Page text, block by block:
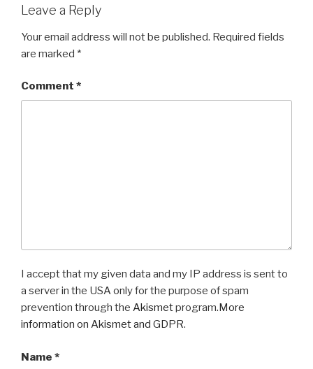
Leave a Reply
Your email address will not be published. Required fields
are marked *
Comment *
I accept that my given data and my IP address is sent to
a server in the USA only for the purpose of spam
prevention through the Akismetprogram.More
information on Akismet and GDPR.
Name *